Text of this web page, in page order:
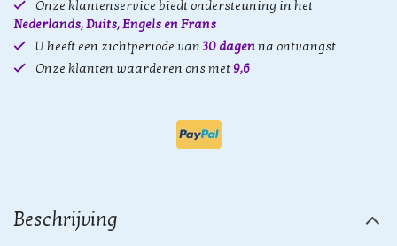
Onze klantenservice biedt ondersteuning in het
Nederlands, Duits, Engels en Frans
U heeft een zichtperiode van30 dagenna ontvangst
Onze klanten waarderen ons met 9,6
Beschrijving